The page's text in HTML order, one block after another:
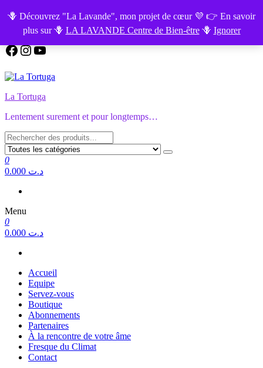
Aller
contenu
🪻 Découvrez "La Lavande", mon projet de cœur 💜 👉 En savoir
plus sur 🪻 LA LAVANDE Centre de Bien-être🪻 Ignorer
FAITES LE TEST GRATUIT :L'Equilibre de vos Chakras.
Facebook
Instagram
YouTube
La Tortuga
Lentement surement et pour longtemps…
0
0.000 د.ت
Menu
0
0.000 د.ت
Accueil
Equipe
Servez-vous
Boutique
Abonnements
Partenaires
À la rencontre de votre âme
Fresque du Climat
Contact